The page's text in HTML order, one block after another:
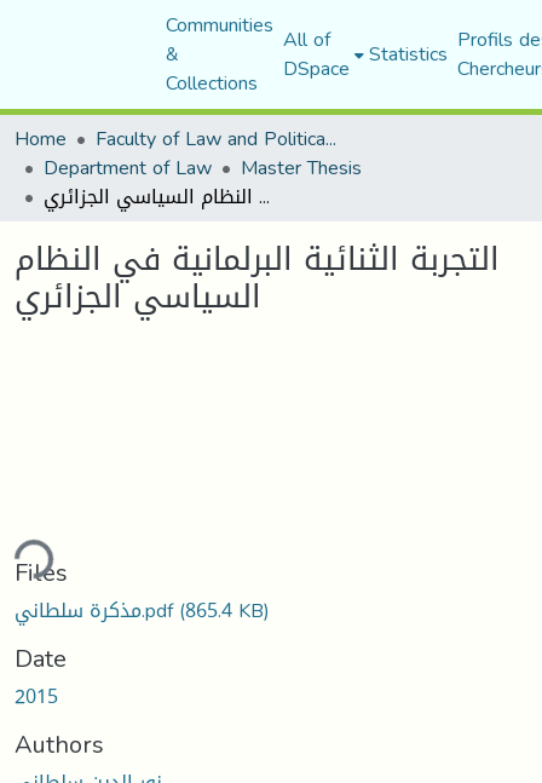
Communities
&
Collections
All of
DSpace Statistics Profils
Home
Faculty of Law and Political Science
Department of Law Master Thesis
التجربة الثنائية البرلمانية في النظام السياسي الجزائري
التجربة الثنائية البرلمانية في النظام
السياسي الجزائري
Files
مذكرة سلطاني.pdf(865.4 KB)
Date
2015
Authors